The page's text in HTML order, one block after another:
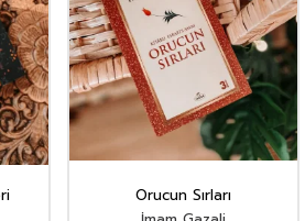
Orucun Sırları